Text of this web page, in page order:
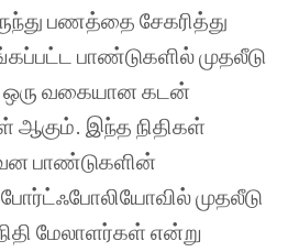
பணத்தை சேகரித்து
பாண்டுகளில் முதலீடு
ஒரு வகையான கடன்
ஆகும். இந்த நிதிகள்
பாண்டுகளின்
முதலீடு
மேலாளர்கள் என்று